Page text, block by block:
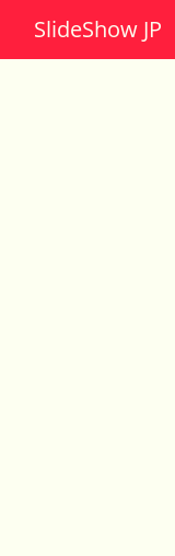
SlideShow JP